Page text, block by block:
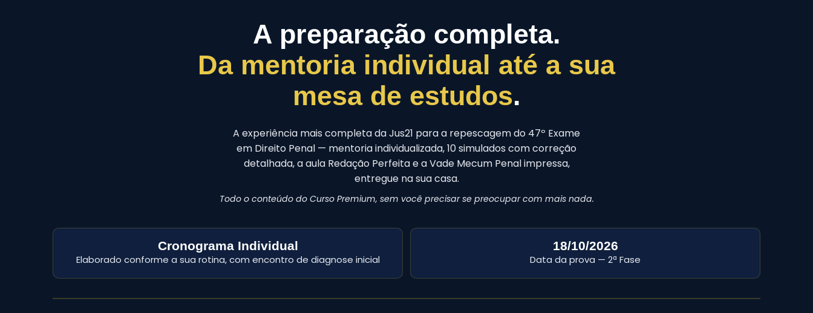
A preparação completa.
Da mentoria individual até a sua
mesa de estudos.
A experiência mais completa da Jus21 para a repescagem do 47º Exame
em Direito Penal — mentoria individualizada, 10 simulados com correção
detalhada, a aula Redação Perfeita e a Vade Mecum Penal impressa,
entregue na sua casa.
Todo o conteúdo do Curso Premium, sem você precisar se preocupar com mais nada.
Cronograma Individual
Elaborado conforme a sua rotina, com encontro de diagnose inicial
18/10/2026
Data da prova — 2ª Fase